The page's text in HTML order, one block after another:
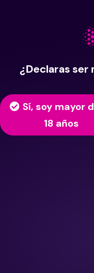
¿Declaras ser
Sí, soy mayor
18 años